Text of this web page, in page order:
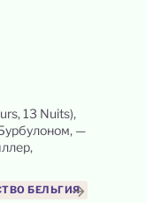
13 Nuits),
—
БЕЛЬГИЯ
→